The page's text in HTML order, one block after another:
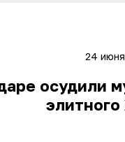
24
осудили